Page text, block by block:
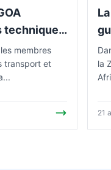
techniques
membres
transport et
la
21